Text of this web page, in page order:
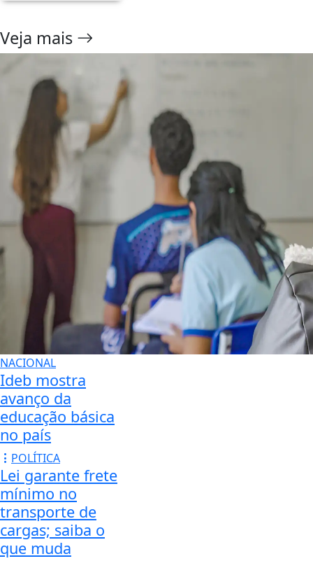
Veja mais
NACIONAL
Ideb mostra
avanço da
educação básica
no país
POLÍTICA
Lei garante frete
mínimo no
transporte de
cargas; saiba o
que muda